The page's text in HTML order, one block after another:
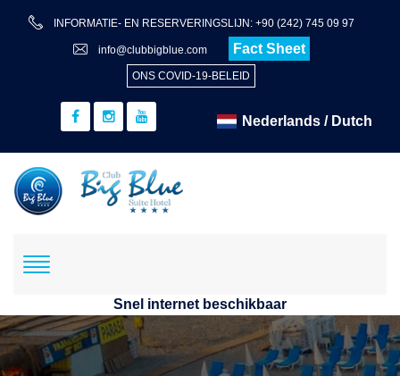
INFORMATIE- EN RESERVERINGSLIJN: +90 (242) 745 09 97
info@clubbigblue.com Fact Sheet
ONS COVID-19-BELEID
Snel internet beschikbaar
Reservering